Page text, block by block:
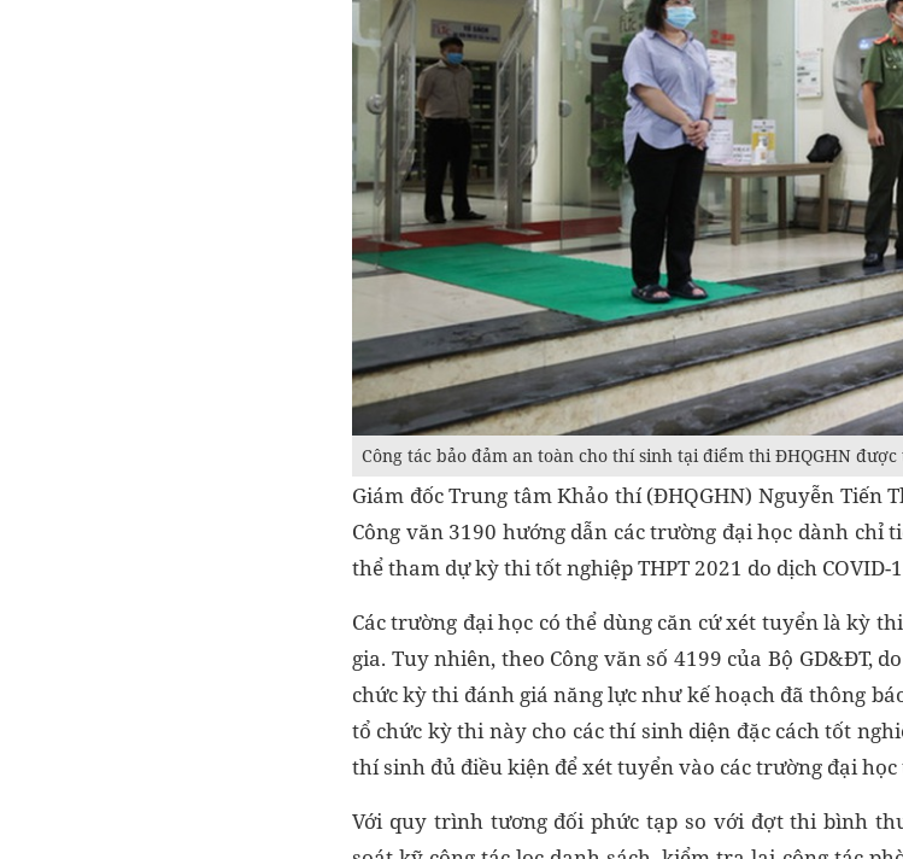
Công tác bảo đảm an toàn cho thí sinh tại điểm thi ĐHQGHN
Giám đốc Trung tâm Khảo thí (ĐHQGHN) Nguyễn Tiến
Công văn 3190 hướng dẫn các trường đại học dành
thể tham dự kỳ thi tốt nghiệp THPT 2021 do dịch COVID-
Các trường đại học có thể dùng căn cứ xét tuyển là kỳ
gia. Tuy nhiên, theo Công văn số 4199 của Bộ GD&ĐT,
chức kỳ thi đánh giá năng lực như kế hoạch đã thông
tổ chức kỳ thi này cho các thí sinh diện đặc cách tốt
thí sinh đủ điều kiện để xét tuyển vào các trường đại
Với quy trình tương đối phức tạp so với đợt thi bình